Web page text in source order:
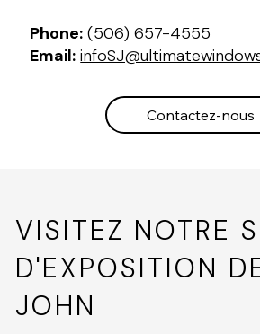
Phone: (506) 657-4555
Email:
Contactez-nous
VISITEZ NOTRE
D'EXPOSITION
JOHN